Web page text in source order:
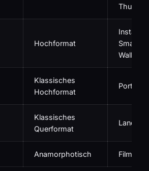
Hochformat
Klassisches
Hochformat
Klassisches
Querformat
Anamorphotisch